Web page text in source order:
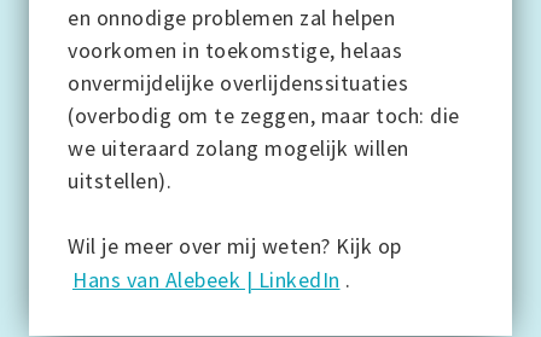
en onnodige problemen zal helpen
voorkomen in toekomstige, helaas
onvermijdelijke overlijdenssituaties
(overbodig om te zeggen, maar toch: die
we uiteraard zolang mogelijk willen
uitstellen).
Wil je meer over mij weten? Kijk op
Hans van Alebeek | LinkedIn .